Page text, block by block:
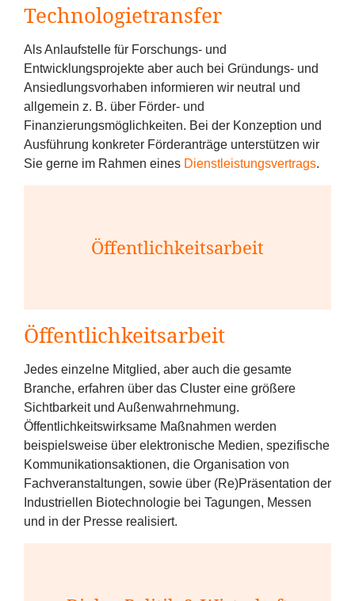
Technologietransfer
Als Anlaufstelle für Forschungs- und
Entwicklungsprojekte aber auch bei Gründungs- und
Ansiedlungsvorhaben informieren wir neutral und
allgemein z. B. über Förder- und
Finanzierungsmöglichkeiten. Bei der Konzeption und
Ausführung konkreter Förderanträge unterstützen wir
Sie gerne im Rahmen eines Dienstleistungsvertrags.
Öffentlichkeitsarbeit
Öffentlichkeitsarbeit
Jedes einzelne Mitglied, aber auch die gesamte
Branche, erfahren über das Cluster eine größere
Sichtbarkeit und Außenwahrnehmung.
Öffentlichkeitswirksame Maßnahmen werden
beispielsweise über elektronische Medien, spezifische
Kommunikationsaktionen, die Organisation von
Fachveranstaltungen, sowie über (Re)Präsentation der
Industriellen Biotechnologie bei Tagungen, Messen
und in der Presse realisiert.